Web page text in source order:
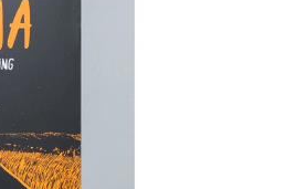
RECEPTY PRO
KLIMA